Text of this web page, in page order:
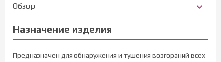
Обзор
Назначение изделия
Предназначен для обнаружения и тушения возгораний всех